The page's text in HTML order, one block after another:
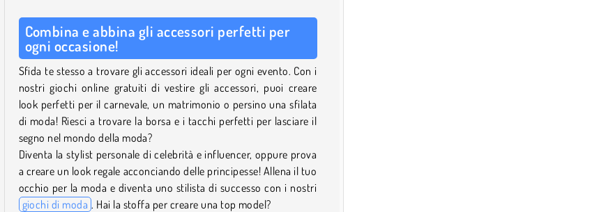
Combina e abbina gli accessori perfetti per
ogni occasione!
Sfida te stesso a trovare gli accessori ideali per ogni evento. Con i
nostri giochi online gratuiti di vestire gli accessori, puoi creare
look perfetti per il carnevale, un matrimonio o persino una sfilata
di moda! Riesci a trovare la borsa e i tacchi perfetti per lasciare il
segno nel mondo della moda?
Diventa la stylist personale di celebrità e influencer, oppure prova
a creare un look regale acconciando delle principesse! Allena il tuo
occhio per la moda e diventa uno stilista di successo con i nostri
giochi di moda . Hai la stoffa per creare una top model?